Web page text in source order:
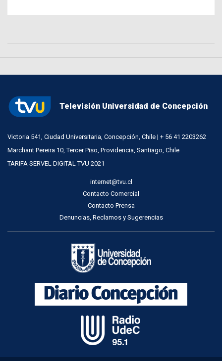
Televisión Universidad de Concepción
Victoria 541, Ciudad Universitaria, Concepción, Chile | + 56 41 2203262
Marchant Pereira 10, Tercer Piso, Providencia, Santiago, Chile
TARIFA SERVEL DIGITAL TVU 2021
internet@tvu.cl
Contacto Comercial
Contacto Prensa
Denuncias, Reclamos y Sugerencias